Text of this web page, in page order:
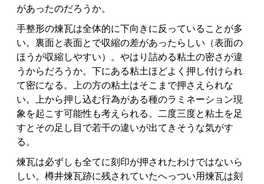
があったのだろうか。
手整形の煉瓦は全体的に下向きに反っていることが多
い。裏面と表面とで収縮の差があったらしい（表面の
ほうが収縮しやすい）。やはり詰める粘土の密さが違
うからだろうか。下にある粘土ほどよく押し付けられ
て密になる。上の方の粘土はそこまで押さえられな
い。上から押し込む行為がある種のラミネーション現
象を起こす可能性も考えられる。二度三度と粘土を足
すとその足し目で若干の違いが出てきそうな気がす
る。
煉瓦は必ずしも全てに刻印が押されたわけではないら
しい。樽井煉瓦跡に残されていたへっつい用煉瓦は刻